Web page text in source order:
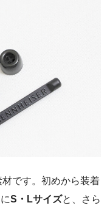
です。初めから装着
S・Lサイズと、さら